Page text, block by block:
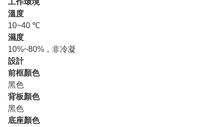
溫度
10~40 ℃
濕度
10%~80%，非冷凝
設計
前框顏色
黑色
背板顏色
黑色
底座顏色